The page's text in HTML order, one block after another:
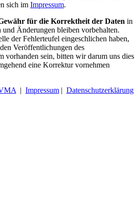
sich im Impressum.
für die Korrektheit der Daten in
Änderungen bleiben vorbehalten.
der Fehlerteufel eingeschlichen haben,
Veröffentlichungen des
vorhanden sein, bitten wir darum uns dies
eine Korrektur vornehmen
| Impressum Datenschutzerklärung